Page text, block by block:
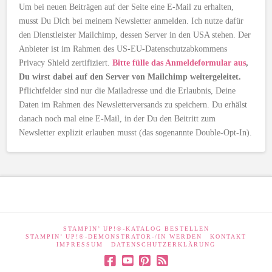
Um bei neuen Beiträgen auf der Seite eine E-Mail zu erhalten,
musst Du Dich bei meinem Newsletter anmelden. Ich nutze dafür
den Dienstleister Mailchimp, dessen Server in den USA stehen. Der
Anbieter ist im Rahmen des US-EU-Datenschutzabkommens
Privacy Shield zertifiziert.Bitte fülle das Anmeldeformular aus,
Du wirst dabei auf den Server von Mailchimp weitergeleitet.
Pflichtfelder sind nur die Mailadresse und die Erlaubnis, Deine
Daten im Rahmen des Newsletterversands zu speichern. Du erhälst
danach noch mal eine E-Mail, in der Du den Beitritt zum
Newsletter explizit erlauben musst (das sogenannte Double-Opt-In).
STAMPIN’ UP!®-KATALOG BESTELLEN
STAMPIN’ UP!®-DEMONSTRATOR-/IN WERDEN
KONTAKT
IMPRESSUM
DATENSCHUTZERKLÄRUNG